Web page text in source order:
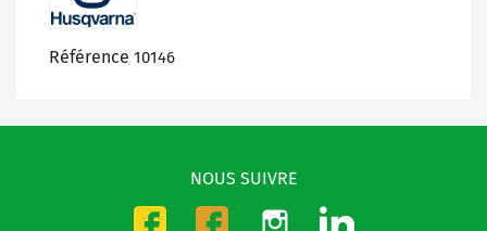
Référence 10146
NOUS SUIVRE
Facebook-CMOFacebook-DMO
Instagram